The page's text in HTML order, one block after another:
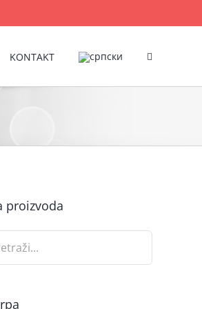
KONTAKT
proizvoda